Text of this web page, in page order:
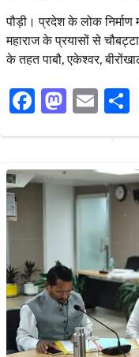
पौड़ी। प्रदेश के लोक
महाराज के प्रयासों से
के तहत पाबौ, एकेश्वर,
Facebook